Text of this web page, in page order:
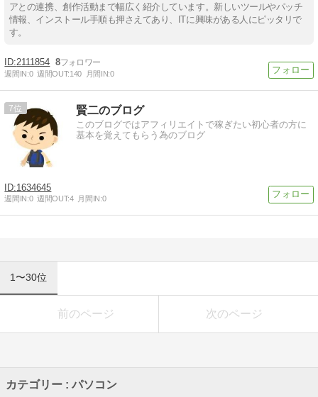
アとの連携、創作活動まで幅広く紹介しています。新しいツールやパッチ
情報、インストール手順も押さえてあり、ITに興味がある人にピッタリで
す。
2111854 8
週間IN:0 週間OUT:140 月間IN:0
7 賢二のブログ
このブログではアフィリエイトで稼ぎたい初心者の方に
基本を覚えてもらう為のブログ
1634645
週間IN:0 週間OUT:4 月間IN:0
1〜30位
前のページ 次のページ
カテゴリー : パソコン